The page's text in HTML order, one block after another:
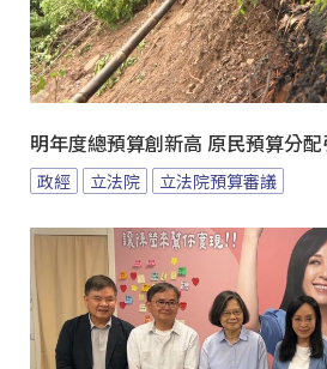
明年度總預算創新高 原民預算分
政經 立法院 立法院預算審議